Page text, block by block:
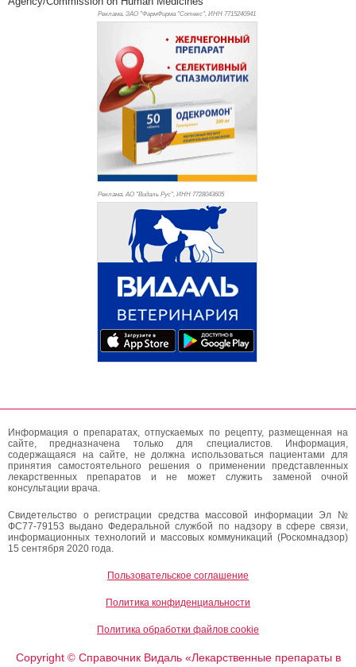
Реклама. ЗАО "ФармФирма "Сотекс", ИНН 7715240941
Реклама. АО "Видаль Рус", ИНН 7728043605
Информация о препаратах, отпускаемых по рецепту, размещенная на
сайте, предназначена только для специалистов. Информация,
содержащаяся на сайте, не должна использоваться пациентами для
принятия самостоятельного решения о применении представленных
лекарственных препаратов и не может служить заменой очной
консультации врача.
Свидетельство о регистрации средства массовой информации Эл №
ФС77-79153 выдано Федеральной службой по надзору в сфере связи,
информационных технологий и массовых коммуникаций (Роскомнадзор)
15 сентября 2020 года.
Пользовательское соглашение
Политика конфиденциальности
Политика обработки файлов cookie
Copyright ©Справочник Видаль «Лекарственные препараты в